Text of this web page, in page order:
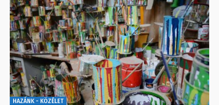
HAZÁNK - KÖZÉLET